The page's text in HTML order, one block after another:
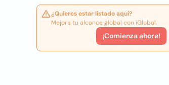
¿Quieres estar listado aquí?
Mejora tu alcance global con iGlobal.
¡Comienza ahora!